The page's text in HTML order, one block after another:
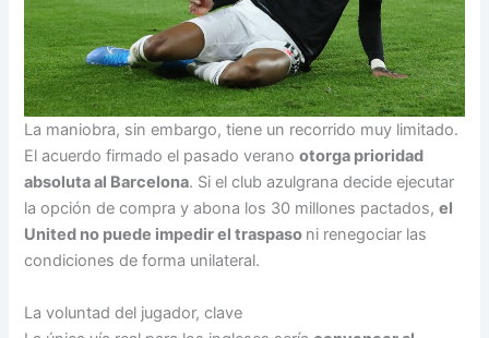
La maniobra, sin embargo, tiene un recorrido muy limitado.
El acuerdo firmado el pasado veranootorga prioridad
absoluta al Barcelona. Si el club azulgrana decide ejecutar
la opción de compra y abona los 30 millones pactados,el
United no puede impedir el traspaso ni renegociar las
condiciones de forma unilateral.
La voluntad del jugador, clave